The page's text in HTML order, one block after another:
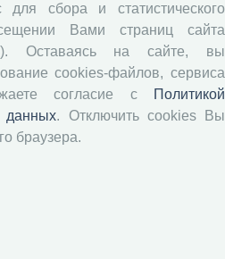
перемены
развития
сбора и статистического
Вами страниц сайта
). Оставаясь на сайте, вы
cookies-файлов, сервиса
согласие с
Политикой
данных. Отключить cookies Вы
браузера.